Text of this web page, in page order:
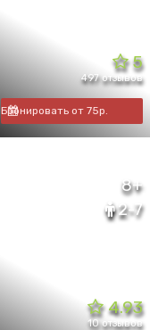
5
497 отзывов
Бронировать от 75р.
8+
2-7
4.93
10 отзывов